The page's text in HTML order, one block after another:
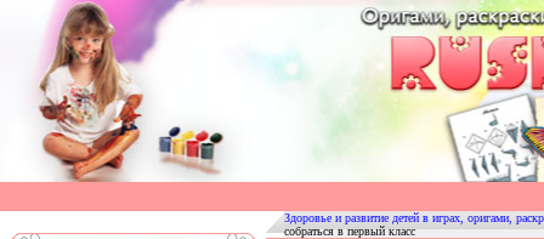
Оригами
|
Раскраски
Здоровье и развитие детей в играх, оригами,
собраться в первый класс